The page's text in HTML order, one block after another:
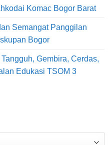
Komac Bogor Barat
Semangat Panggilan
Bogor
Gembira, Cerdas,
Edukasi TSOM 3